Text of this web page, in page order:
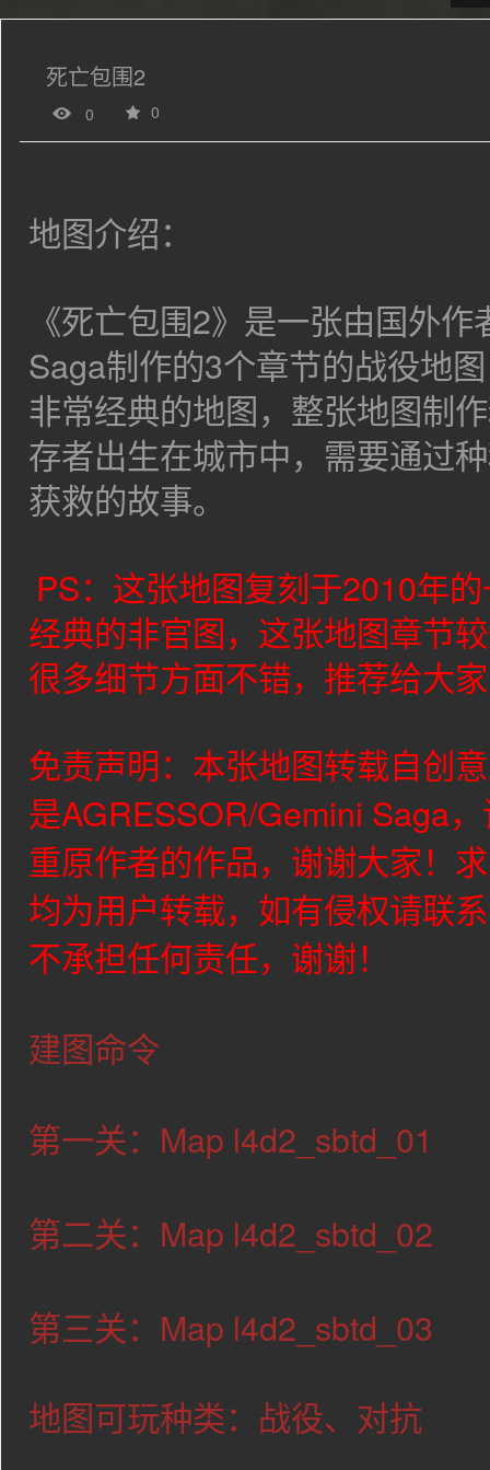
死亡包围2
0 0
地图介绍：
《死亡包围2》是一张由国外作
Saga制作的3个章节的战役地
非常经典的地图，整张地图制
存者出生在城市中，需要通过
获救的故事。
PS：这张地图复刻于2010年
经典的非官图，这张地图章节
很多细节方面不错，推荐给大
免责声明：本张地图转载自创
是AGRESSOR/Gemini Saga
重原作者的作品，谢谢大家！
均为用户转载，如有侵权请联
不承担任何责任，谢谢！
建图命令
第一关：Map l4d2_sbtd_01
第二关：Map l4d2_sbtd_02
第三关：Map l4d2_sbtd_03
地图可玩种类：战役、对抗